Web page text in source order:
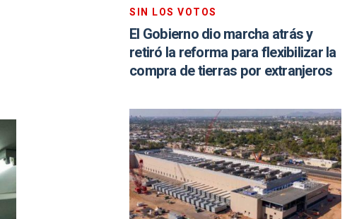
SIN LOS VOTOS
El Gobierno dio marcha atrás y
retiró la reforma para flexibilizar la
compra de tierras por extranjeros